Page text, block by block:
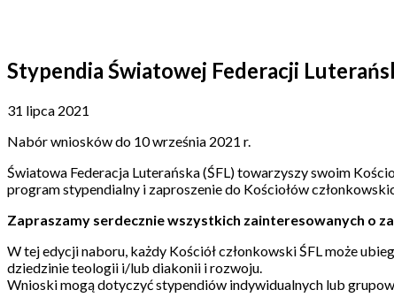
Stypendia Światowej Federacji
31 lipca 2021
Nabór wniosków do 10 września 2021 r.
Światowa Federacja Luterańska (ŚFL) towarzyszy swoim
program stypendialny i zaproszenie do Kościołów
Zapraszamy serdecznie wszystkich zainteresowanych o
W tej edycji naboru, każdy Kościół członkowski ŚFL może
dziedzinie teologii i/lub diakonii i rozwoju.
Wnioski mogą dotyczyć stypendiów indywidualnych lub